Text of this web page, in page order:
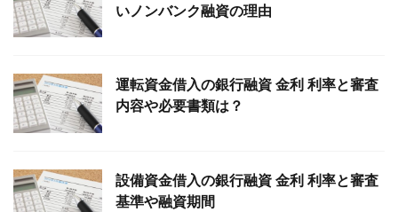
いノンバンク融資の理由
運転資金借入の銀行融資 金利 利率と審査
内容や必要書類は？
設備資金借入の銀行融資 金利 利率と審査
基準や融資期間